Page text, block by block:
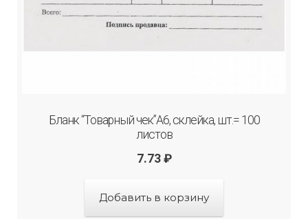
Бланк “Товарный чек”А6, склейка, шт.= 100
листов
7.73 ₽
Добавить в корзину